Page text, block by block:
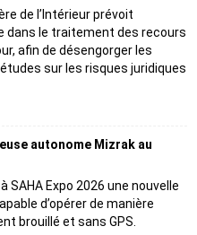
de l’Intérieur prévoit
dans le traitement des recours
afin de désengorger les
sur les risques juridiques
autonome Mizrak au
SAHA Expo 2026 une nouvelle
d’opérer de manière
brouillé et sans GPS.